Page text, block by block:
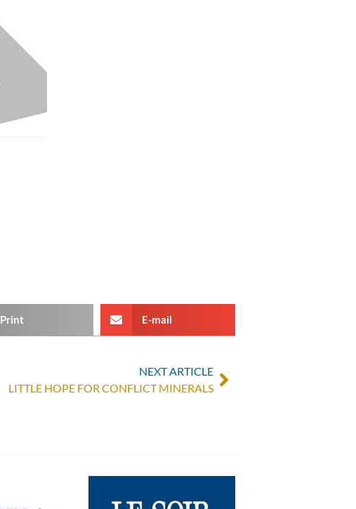
Print E-mail
NEXT ARTICLE
LITTLE HOPE FOR CONFLICT MINERALS